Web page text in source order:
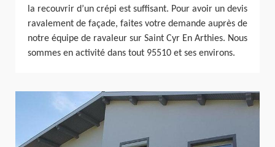
la recouvrir d’un crépi est suffisant. Pour avoir un devis
ravalement de façade, faites votre demande auprès de
notre équipe de ravaleur sur Saint Cyr En Arthies. Nous
sommes en activité dans tout 95510 et ses environs.